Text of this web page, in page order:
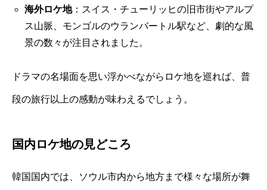
海外ロケ地：スイス・チューリッヒの旧市街やアルプ
ス山脈、モンゴルのウランバートル駅など、劇的な風
景の数々が注目されました。
ドラマの名場面を思い浮かべながらロケ地を巡れば、普
段の旅行以上の感動が味わえるでしょう。
国内ロケ地の見どころ
韓国国内では、ソウル市内から地方まで様々な場所が舞